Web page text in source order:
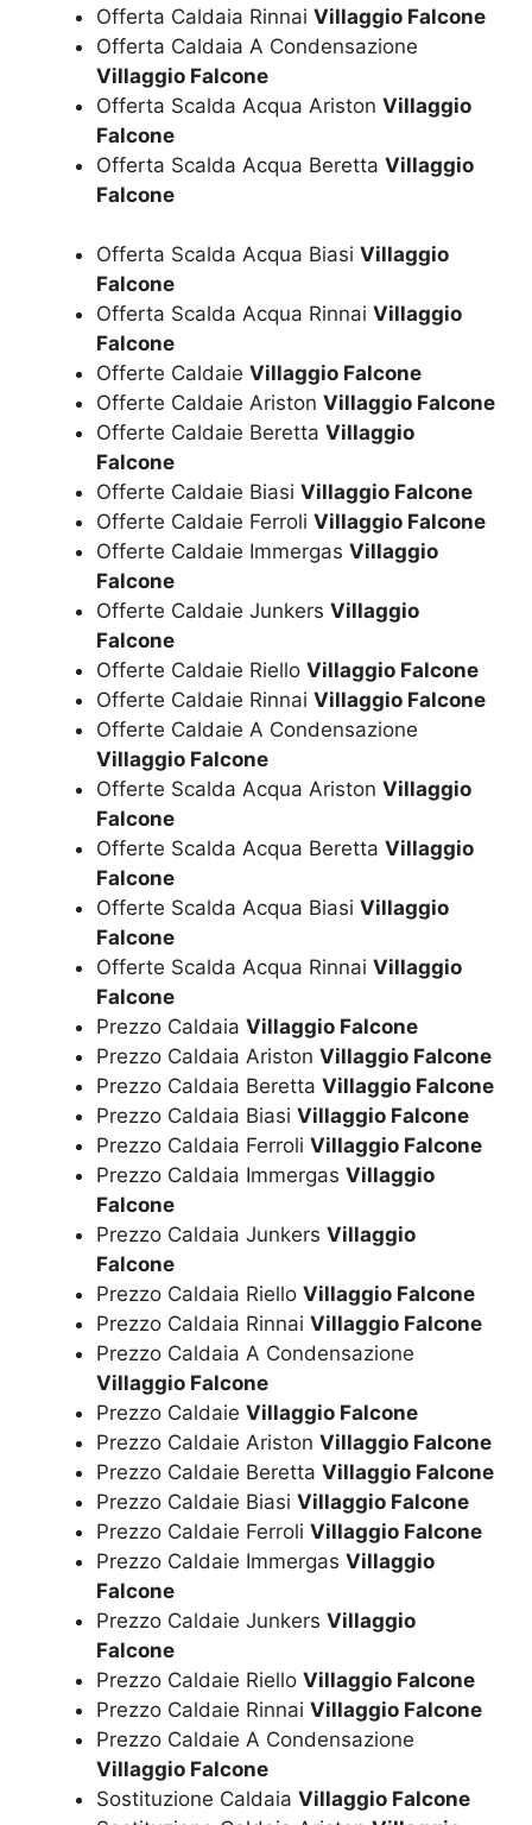
Offerta Caldaia Rinnai Villaggio Falcone
Offerta Caldaia A Condensazione
Villaggio Falcone
Offerta Scalda Acqua Ariston Villaggio
Falcone
Offerta Scalda Acqua Beretta Villaggio
Falcone
Offerta Scalda Acqua Biasi Villaggio
Falcone
Offerta Scalda Acqua Rinnai Villaggio
Falcone
Offerte Caldaie Villaggio Falcone
Offerte Caldaie Ariston Villaggio Falcone
Offerte Caldaie Beretta Villaggio
Falcone
Offerte Caldaie Biasi Villaggio Falcone
Offerte Caldaie Ferroli Villaggio Falcone
Offerte Caldaie Immergas Villaggio
Falcone
Offerte Caldaie Junkers Villaggio
Falcone
Offerte Caldaie Riello Villaggio Falcone
Offerte Caldaie Rinnai Villaggio Falcone
Offerte Caldaie A Condensazione
Villaggio Falcone
Offerte Scalda Acqua Ariston Villaggio
Falcone
Offerte Scalda Acqua Beretta Villaggio
Falcone
Offerte Scalda Acqua Biasi Villaggio
Falcone
Offerte Scalda Acqua Rinnai Villaggio
Falcone
Prezzo Caldaia Villaggio Falcone
Prezzo Caldaia Ariston Villaggio Falcone
Prezzo Caldaia Beretta Villaggio Falcone
Prezzo Caldaia Biasi Villaggio Falcone
Prezzo Caldaia Ferroli Villaggio Falcone
Prezzo Caldaia Immergas Villaggio
Falcone
Prezzo Caldaia Junkers Villaggio
Falcone
Prezzo Caldaia Riello Villaggio Falcone
Prezzo Caldaia Rinnai Villaggio Falcone
Prezzo Caldaia A Condensazione
Villaggio Falcone
Prezzo Caldaie Villaggio Falcone
Prezzo Caldaie Ariston Villaggio Falcone
Prezzo Caldaie Beretta Villaggio Falcone
Prezzo Caldaie Biasi Villaggio Falcone
Prezzo Caldaie Ferroli Villaggio Falcone
Prezzo Caldaie Immergas Villaggio
Falcone
Prezzo Caldaie Junkers Villaggio
Falcone
Prezzo Caldaie Riello Villaggio Falcone
Prezzo Caldaie Rinnai Villaggio Falcone
Prezzo Caldaie A Condensazione
Villaggio Falcone
Sostituzione Caldaia Villaggio Falcone